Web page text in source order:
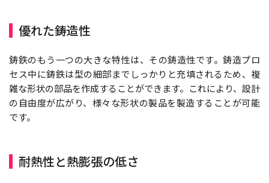
優れた鋳造性
鋳鉄のもう一つの大きな特性は、その鋳造性です。鋳造プロ
セス中に鋳鉄は型の細部までしっかりと充填されるため、複
雑な形状の部品を作成することができます。これにより、設計
の自由度が広がり、様々な形状の製品を製造することが可能
です。
耐熱性と熱膨張の低さ